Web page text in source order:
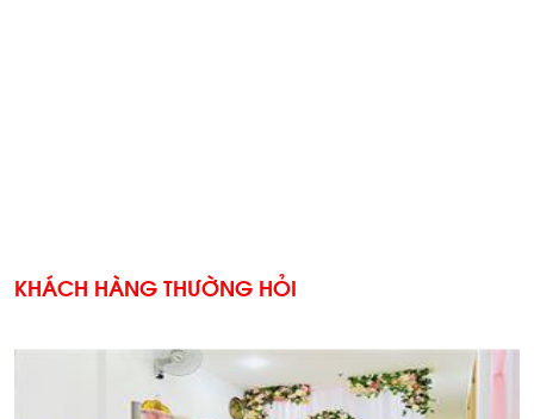
KHÁCH HÀNG THƯỜNG HỎI